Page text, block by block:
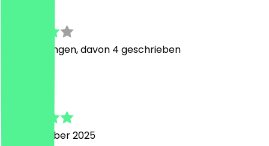
Bewertungen, davon 4 geschrieben
22. Dezember 2025